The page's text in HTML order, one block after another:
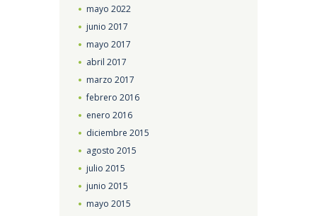
mayo2022
junio2017
mayo2017
abril2017
marzo2017
febrero2016
enero2016
diciembre2015
agosto2015
julio2015
junio2015
mayo2015